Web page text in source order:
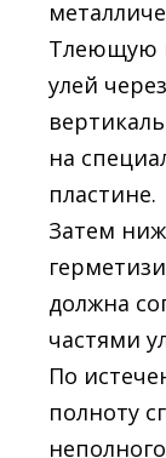
Тлеющую
улей
на
пластине.
Затем
должна
частями
По
полноту